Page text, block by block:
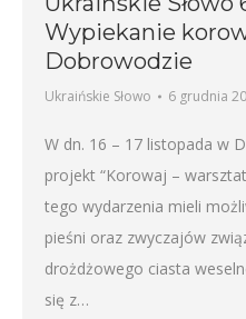
Wypiekanie
Dobrowodzie
Ukraińskie Słowo 6 grudnia
W dn. 16 – 17 listopada w
projekt “Korowaj –
tego wydarzenia mieli
pieśni oraz zwyczajów
drożdżowego ciasta
się z…